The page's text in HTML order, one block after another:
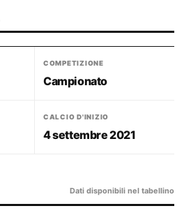
COMPETIZIONE
Campionato
CALCIO D'INIZIO
4 settembre 2021
Dati disponibili nel tabellino